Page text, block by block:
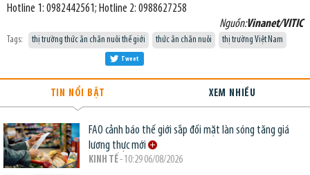
Hotline 1: 0982442561; Hotline 2: 0988627258
Nguồn:Vinanet/VITIC
Tags: thị trường thức ăn chăn nuôi thế giới thức ăn chăn nuôi thị trường Việt Nam
Tweet
TIN NỔI BẬT XEM NHIỀU
FAO cảnh báo thế giới sắp đối mặt làn sóng tăng giá
lương thực mới
KINH TẾ- 10:29 06/08/2026